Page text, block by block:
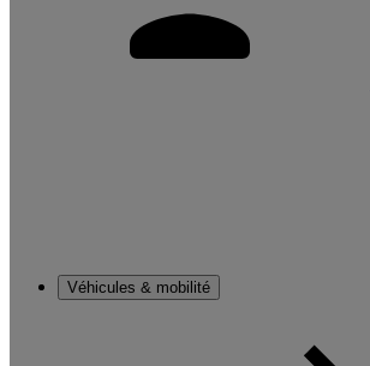
Véhicules & mobilité